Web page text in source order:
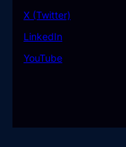
X (Twitter)
LinkedIn
YouTube